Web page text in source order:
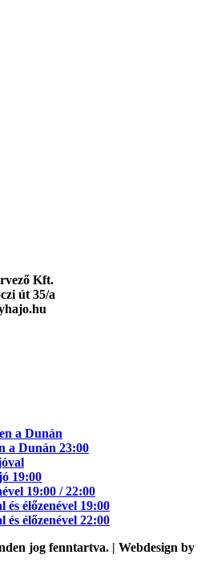
Kft.
út 35/a
a Dunán
a Dunán 23:00
19:00
19:00 / 22:00
és élőzenével 19:00
és élőzenével 22:00
jog fenntartva. | Webdesign by